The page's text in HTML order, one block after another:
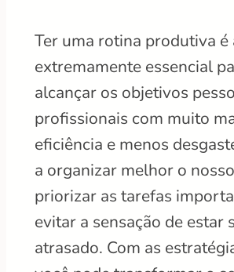
Ter uma rotina produtiva é
extremamente essencial
alcançar os objetivos
profissionais com muito
eficiência e menos
a organizar melhor o
priorizar as tarefas
evitar a sensação de estar
atrasado. Com as